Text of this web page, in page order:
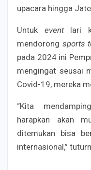
upacara hingga
Untuk eventlari
mendorong sports
pada 2024 ini
mengingat seusai
Covid-19, mereka
“Kita
harapkan akan
ditemukan bisa
internasional,”